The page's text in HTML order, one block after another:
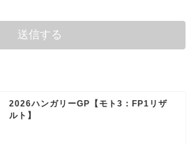
2026ハンガリーGP【モト3：FP1リザ
ルト】